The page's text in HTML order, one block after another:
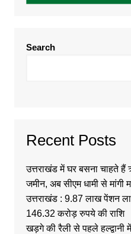
Search
Recent Posts
उत्तराखंड में घर बसना चाहते
जमीन, अब सीएम धामी से मांगी
उत्तराखंड : 9.87 लाख पेंशन
146.32 करोड़ रुपये की राशि
खड़गे की रैली से पहले